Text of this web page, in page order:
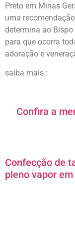
Preto em Minas
uma
determina ao
para que ocorra
adoração e
saiba mais :
Confira a
Confecção de
pleno vapor em